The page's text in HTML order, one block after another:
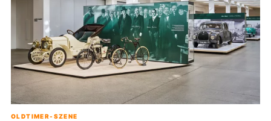
OLDTIMER-SZENE